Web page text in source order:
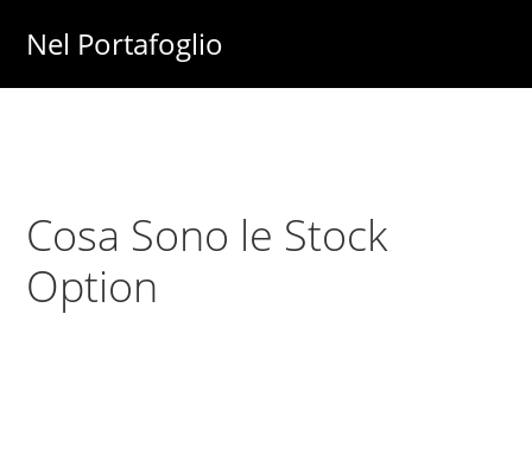
main
primary
Nel Portafoglio
Risparmio
-
Soldi
Cosa Sono le Stock
Option